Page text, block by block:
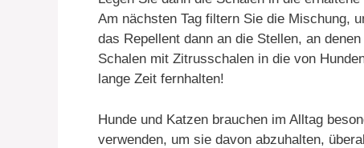
Am nächsten Tag filtern Sie die Mischung,
das Repellent dann an die Stellen, an
Schalen mit Zitrusschalen in die von
lange Zeit fernhalten!
Hunde und Katzen brauchen im Alltag
verwenden, um sie davon abzuhalten,